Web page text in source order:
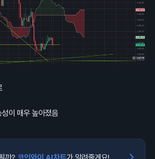
이 매우 높아졌음
까? 코인와이 AI차트가 알려줄게요!